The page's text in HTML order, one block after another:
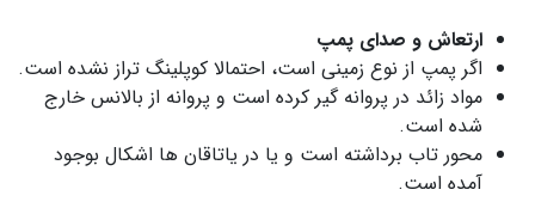
ارتعاش و صدای پمپ
اگر پمپ از نوع زمینی است، احتمالا کوپلینگ تراز نشده است.
مواد زائد در پروانه گیر کرده است و پروانه از بالانس خارج
شده است.
محور تاب برداشته است و یا در یاتاقان ها اشکال بوجود
آمده است.